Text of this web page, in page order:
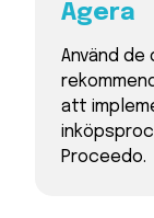
Agera
Använd
att
Proceedo.